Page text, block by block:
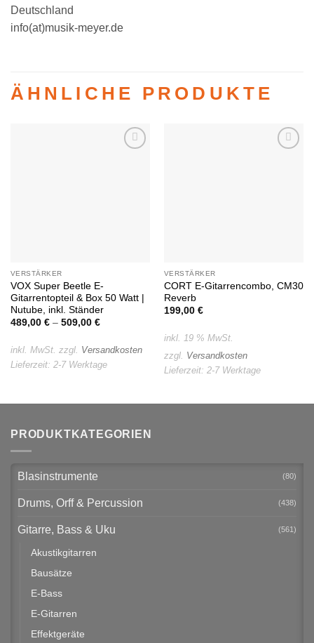
Deutschland
info(at)musik-meyer.de
ÄHNLICHE PRODUKTE
VERSTÄRKER
VOX Super Beetle E-
Gitarrentopteil & Box 50 Watt |
Nutube, inkl. Ständer
489,00 €– 509,00 €
inkl. MwSt. zzgl. Versandkosten
Lieferzeit: 2-7 Werktage
VERSTÄRKER
CORT E-Gitarrencombo, CM30
Reverb
199,00 €
inkl. 19 % MwSt.
zzgl. Versandkosten
Lieferzeit: 2-7 Werktage
PRODUKTKATEGORIEN
Blasinstrumente (80)
Drums, Orff & Percussion (438)
Gitarre, Bass & Uku (561)
Akustikgitarren
Bausätze
E-Bass
E-Gitarren
Effektgeräte